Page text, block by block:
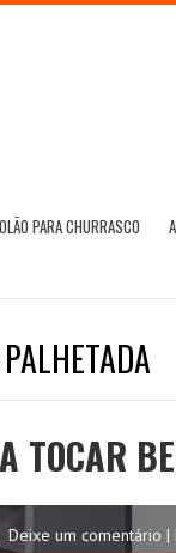
PARA CHURRASCO
TOCAR
Deixe um comentário |